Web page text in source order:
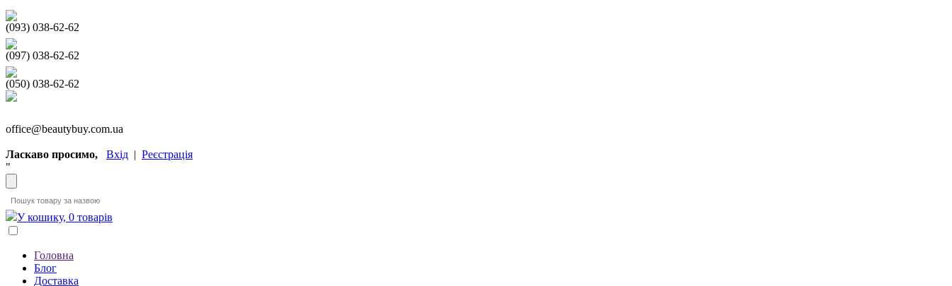
(093) 038-62-62
(097) 038-62-62
(050) 038-62-62
office@beautybuy.com.ua
Ласкаво просимо, Вхід | Реєстрація
"
У кошику, 0 товарів
Головна
Блог
Доставка